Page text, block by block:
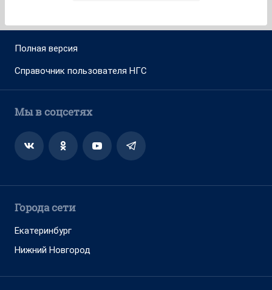
Полная версия
Справочник пользователя НГС
Мы в соцсетях
Города сети
Екатеринбург
Нижний Новгород